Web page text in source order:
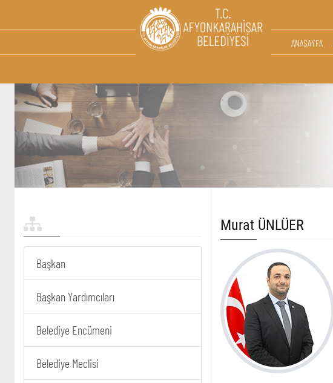
ANASAYFA
Başkan
Başkan Yardımcıları
Belediye Encümeni
Belediye Meclisi
Murat ÜNLÜER